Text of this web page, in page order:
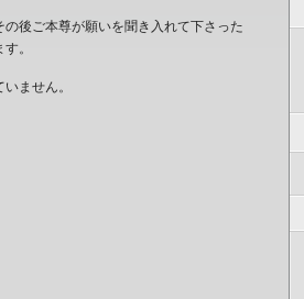
後ご本尊が願いを聞き入れて下さった
。
ません。